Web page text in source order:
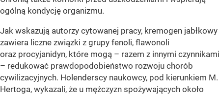
ogólną kondycję organizmu.
Jak wskazują autorzy cytowanej pracy, kremogen jabłkowy
zawiera liczne związki z grupy fenoli, flawonoli
oraz procyjanidyn, które mogą – razem z innymi czynnikami
– redukować prawdopodobieństwo rozwoju chorób
cywilizacyjnych. Holenderscy naukowcy, pod kierunkiem M.
Hertoga, wykazali, że u mężczyzn spożywających około